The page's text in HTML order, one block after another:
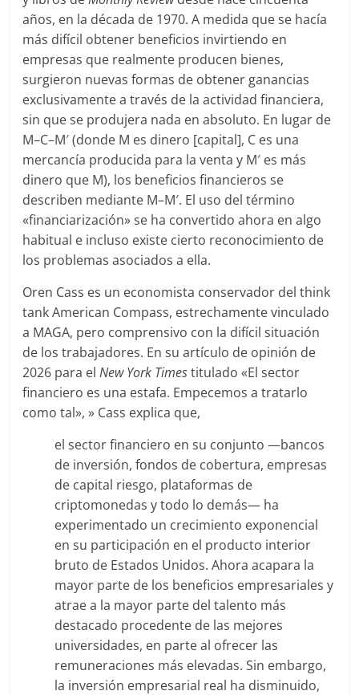
años, en la década de 1970. A medida que se hacía
más difícil obtener beneficios invirtiendo en
empresas que realmente producen bienes,
surgieron nuevas formas de obtener ganancias
exclusivamente a través de la actividad financiera,
sin que se produjera nada en absoluto. En lugar de
M–C–M′ (donde M es dinero [capital], C es una
mercancía producida para la venta y M′ es más
dinero que M), los beneficios financieros se
describen mediante M–M′. El uso del término
«financiarización» se ha convertido ahora en algo
habitual e incluso existe cierto reconocimiento de
los problemas asociados a ella.
Oren Cass es un economista conservador del think
tank American Compass, estrechamente vinculado
a MAGA, pero comprensivo con la difícil situación
de los trabajadores. En su artículo de opinión de
2026 para elNew York Timestitulado «El sector
financiero es una estafa. Empecemos a tratarlo
como tal», » Cass explica que,
el sector financiero en su conjunto —bancos
de inversión, fondos de cobertura, empresas
de capital riesgo, plataformas de
criptomonedas y todo lo demás— ha
experimentado un crecimiento exponencial
en su participación en el producto interior
bruto de Estados Unidos. Ahora acapara la
mayor parte de los beneficios empresariales y
atrae a la mayor parte del talento más
destacado procedente de las mejores
universidades, en parte al ofrecer las
remuneraciones más elevadas. Sin embargo,
la inversión empresarial real ha disminuido,